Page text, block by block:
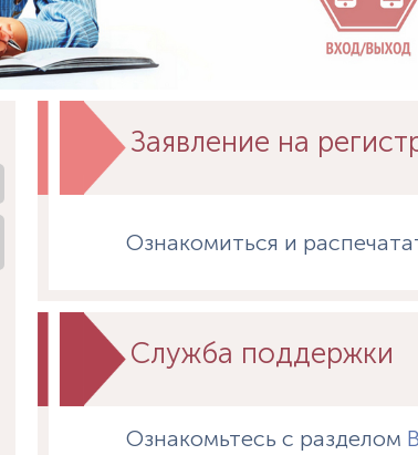
Заявление на
Ознакомиться и
Служба поддержки
Ознакомьтесь с разделом